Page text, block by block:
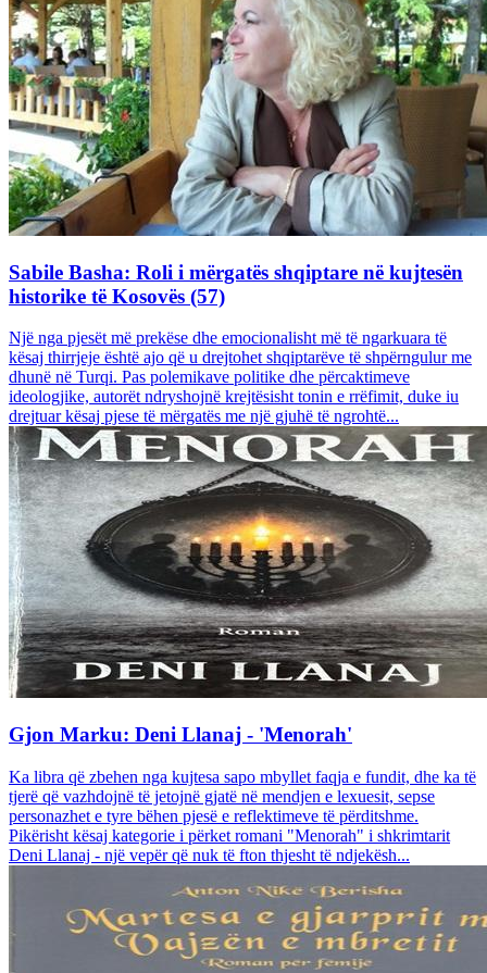
Sabile Basha: Roli i mërgatës shqiptare në kujtesën
historike të Kosovës (57)
Një nga pjesët më prekëse dhe emocionalisht më të ngarkuara të
kësaj thirrjeje është ajo që u drejtohet shqiptarëve të shpërngulur me
dhunë në Turqi. Pas polemikave politike dhe përcaktimeve
ideologjike, autorët ndryshojnë krejtësisht tonin e rrëfimit, duke iu
drejtuar kësaj pjese të mërgatës me një gjuhë të ngrohtë...
Gjon Marku: Deni Llanaj - 'Menorah'
Ka libra që zbehen nga kujtesa sapo mbyllet faqja e fundit, dhe ka të
tjerë që vazhdojnë të jetojnë gjatë në mendjen e lexuesit, sepse
personazhet e tyre bëhen pjesë e reflektimeve të përditshme.
Pikërisht kësaj kategorie i përket romani "Menorah" i shkrimtarit
Deni Llanaj - një vepër që nuk të fton thjesht të ndjekësh...